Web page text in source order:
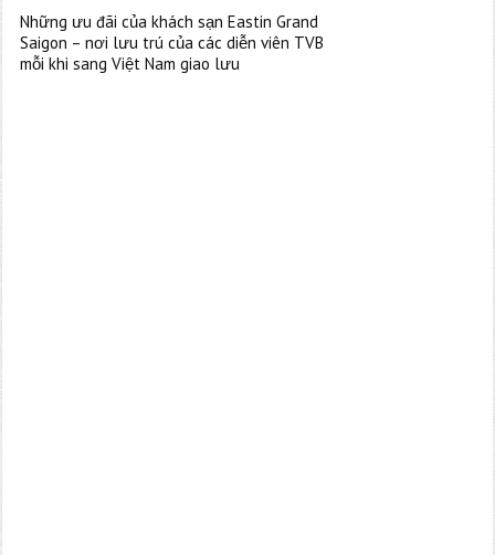
Những ưu đãi của khách sạn Eastin Grand
Saigon – nơi lưu trú của các diễn viên TVB
mỗi khi sang Việt Nam giao lưu